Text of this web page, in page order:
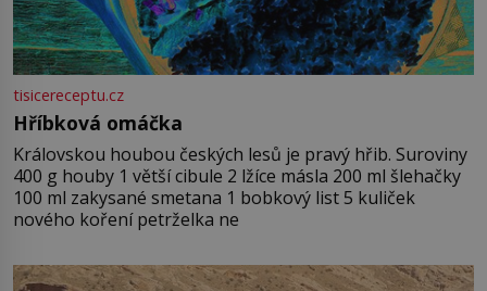
tisicereceptu.cz
Hříbková omáčka
Královskou houbou českých lesů je pravý hřib. Suroviny
400 g houby 1 větší cibule 2 lžíce másla 200 ml šlehačky
100 ml zakysané smetana 1 bobkový list 5 kuliček
nového koření petrželka ne